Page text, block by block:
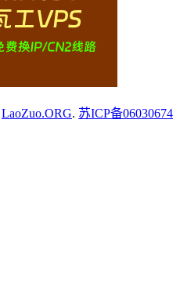
LaoZuo.ORG. 苏ICP备06030674